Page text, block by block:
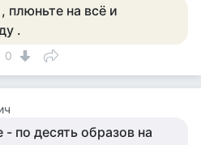
плюньте на всё и
.
0
по десять образов на